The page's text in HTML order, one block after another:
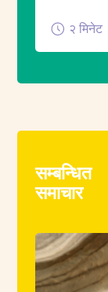
२ मिनेट
सम्बन्धित
समाचार